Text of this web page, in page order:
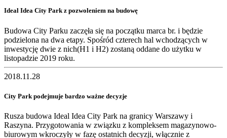
Ideal Idea City Park z pozwoleniem na budowę
Budowa City Parku zaczęła się na początku marca br. i będzie
podzielona na dwa etapy. Spośród czterech hal wchodzących w
inwestycję dwie z nich(H1 i H2) zostaną oddane do użytku w
listopadzie 2019 roku.
2018.11.28
City Park podejmuje bardzo ważne decyzje
Rusza budowa Ideal Idea City Park na granicy Warszawy i
Raszyna. Przygotowania w związku z kompleksem magazynowo-
biurowym wkroczyły w fazę ostatnich decyzji, włącznie z